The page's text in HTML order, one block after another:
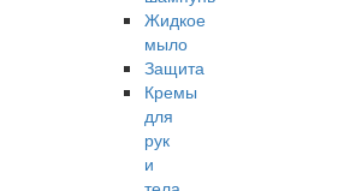
Жидкое
мыло
Защита
Кремы
для
рук
и